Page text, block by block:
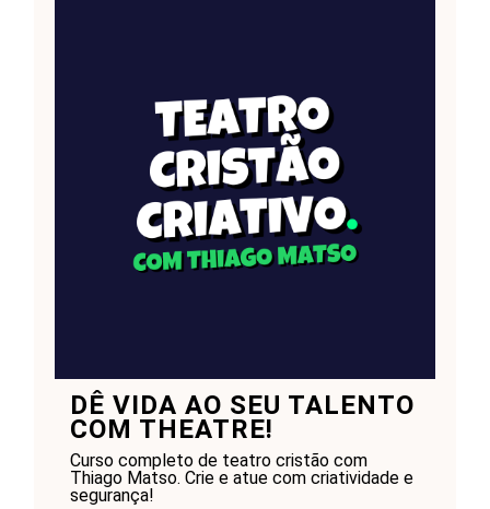
DÊ VIDA AO SEU TALENTO
COM THEATRE!
Curso completo de teatro cristão com
Thiago Matso. Crie e atue com criatividade e
segurança!